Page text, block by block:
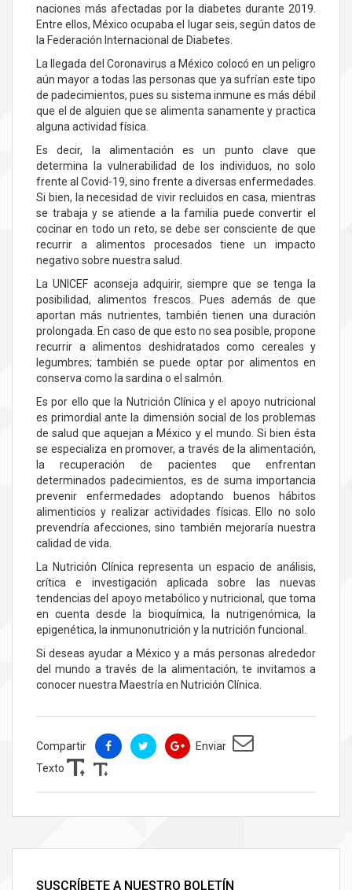
naciones más afectadas por la diabetes durante 2019.
Entre ellos, México ocupaba el lugar seis, según datos de
la Federación Internacional de Diabetes.
La llegada del Coronavirus a México colocó en un peligro
aún mayor a todas las personas que ya sufrían este tipo
de padecimientos, pues su sistema inmune es más débil
que el de alguien que se alimenta sanamente y practica
alguna actividad física.
Es decir, la alimentación es un punto clave que
determina la vulnerabilidad de los individuos, no solo
frente al Covid-19, sino frente a diversas enfermedades.
Si bien, la necesidad de vivir recluidos en casa, mientras
se trabaja y se atiende a la familia puede convertir el
cocinar en todo un reto, se debe ser consciente de que
recurrir a alimentos procesados tiene un impacto
negativo sobre nuestra salud.
La UNICEF aconseja adquirir, siempre que se tenga la
posibilidad, alimentos frescos. Pues además de que
aportan más nutrientes, también tienen una duración
prolongada. En caso de que esto no sea posible, propone
recurrir a alimentos deshidratados como cereales y
legumbres; también se puede optar por alimentos en
conserva como la sardina o el salmón.
Es por ello que la Nutrición Clínica y el apoyo nutricional
es primordial ante la dimensión social de los problemas
de salud que aquejan a México y el mundo. Si bien ésta
se especializa en promover, a través de la alimentación,
la recuperación de pacientes que enfrentan
determinados padecimientos, es de suma importancia
prevenir enfermedades adoptando buenos hábitos
alimenticios y realizar actividades físicas. Ello no solo
prevendría afecciones, sino también mejoraría nuestra
calidad de vida.
La Nutrición Clínica representa un espacio de análisis,
crítica e investigación aplicada sobre las nuevas
tendencias del apoyo metabólico y nutricional, que toma
en cuenta desde la bioquímica, la nutrigenómica, la
epigenética, la inmunonutrición y la nutrición funcional.
Si deseas ayudar a México y a más personas alrededor
del mundo a través de la alimentación, te invitamos a
conocer nuestra Maestría en Nutrición Clínica.
Compartir
Enviar
Texto
SUSCRÍBETE A NUESTRO BOLETÍN